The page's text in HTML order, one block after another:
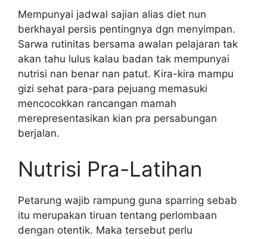
Mempunyai jadwal sajian alias diet nun
berkhayal persis pentingnya dgn menyimpan.
Sarwa rutinitas bersama awalan pelajaran tak
akan tahu lulus kalau badan tak mempunyai
nutrisi nan benar nan patut. Kira-kira mampu
gizi sehat para-para pejuang memasuki
mencocokkan rancangan mamah
merepresentasikan kian pra persabungan
berjalan.
Nutrisi Pra-Latihan
Petarung wajib rampung guna sparring sebab
itu merupakan tiruan tentang perlombaan
dengan otentik. Maka tersebut perlu